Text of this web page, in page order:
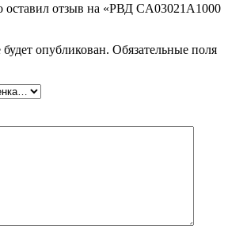
оставил отзыв на «РВД CA03021A1000
опубликован. Обязательные поля